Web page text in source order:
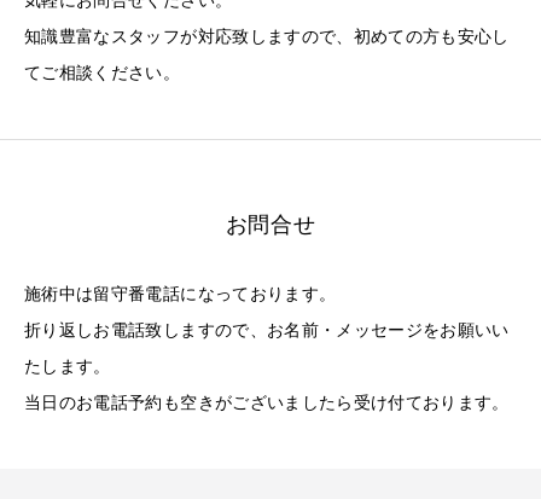
知識豊富なスタッフが対応致しますので、初めての方も安心し
てご相談ください。
お問合せ
施術中は留守番電話になっております。
折り返しお電話致しますので、お名前・メッセージをお願いい
たします。
当日のお電話予約も空きがございましたら受け付ております。